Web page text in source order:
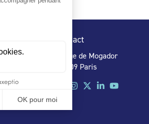
Contact
32 rue de Mogador
75 009 Paris